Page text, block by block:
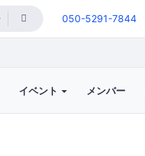
050-5291-7844
イベント メンバー